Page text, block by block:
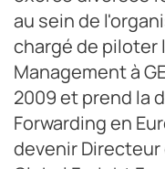
au sein de
chargé de piloter
Management à
2009 et prend la
Forwarding en
devenir